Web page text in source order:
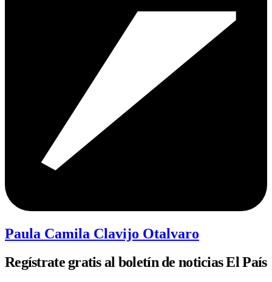
Paula Camila Clavijo Otalvaro
Regístrate gratis al boletín de noticias El País